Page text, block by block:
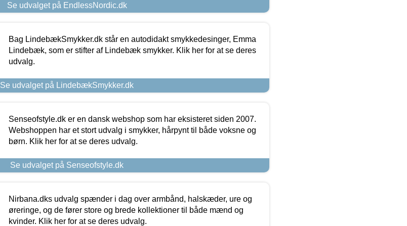
Se udvalget på EndlessNordic.dk
Bag LindebækSmykker.dk står en autodidakt smykkedesinger, Emma
Lindebæk, som er stifter af Lindebæk smykker. Klik her for at se deres
udvalg.
Se udvalget på LindebækSmykker.dk
Senseofstyle.dk er en dansk webshop som har eksisteret siden 2007.
Webshoppen har et stort udvalg i smykker, hårpynt til både voksne og
børn. Klik her for at se deres udvalg.
Se udvalget på Senseofstyle.dk
Nirbana.dks udvalg spænder i dag over armbånd, halskæder, ure og
øreringe, og de fører store og brede kollektioner til både mænd og
kvinder. Klik her for at se deres udvalg.